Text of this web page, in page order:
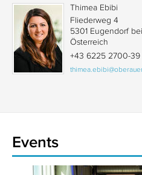
Thimea Ebibi
Fliederweg 4
5301 Eugendorf
Österreich
+43 6225 2700-39
Events